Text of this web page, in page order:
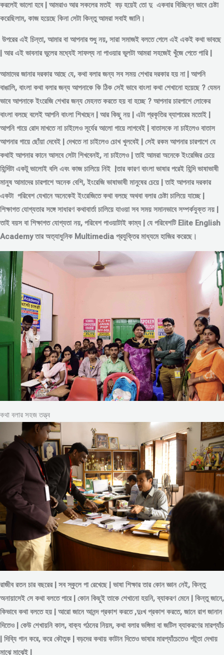
করলেই ভালো হবে | আমরাও আর সকলের মতই বড় হয়েই তো দু একবার বিচ্ছিন্নভাবেচেষ্টা
করেছিলাম, কাজ হয়েছে কিনা সেটা কিন্তু আমরা সবাই জানি।
উপরের এই চিন্তা, আমার বা আপনার শুধু নয়, সারা সমাজই বলতে গেলে এই একই কথা ভাবছে
| আর এই ভাবনার ভুলের মধ্যেই সাফল্য না পাওয়ার ভুলটা আমরা সহজেই খুঁজে পেতে পারি |
আমাদের জানার দরকার আছে যে, কথা বলার জন্য সব সময় শেখার দরকার হয় না | আপনি
বাঙালি, বাংলা কথা বলার জন্য আপনাকে কি ঠিক সেই ভাবে বাংলা কথা শেখানো হয়েছে ? যেমন
ভাবে আপনাকে ইংরেজি শেখার জন্য মেহনত করতে হয় বা হচ্ছে ? আপনার চারপাশে লোকের
বাংলা বলছে বলেই আপনি বাংলা শিখছেন | আর কিছু নয় | এটা প্রকৃতির ব্যাপারের মতোই |
আপনি গায়ে রোদ মাখতে না চাইলেও সূর্যের আলো গায়ে লাগবেই | বাতাসকে না চাইলেও বাতাস
আপনার গায়ে ছোঁয়া দেবেই | দেখতে না চাইলেও চোখ খুলবেই | সেই রকম আপনার চারপাশে যে
কথাই আপনার কানে আসবে সেটা শিখবেনই, না চাইলেও | তাই আমরা অনেকে ইংরেজির চেয়ে
হিন্দিটা একটু ভালোই বলি এবং কাজ চালিয়ে নিই |তার কারণ বাংলা ভাষার পরেই হিন্দি ভাষাভাষী
মানুষ আমাদের চারপাশে অনেক বেশি, ইংরেজি ভাষাভাষী মানুষের চেয়ে | তাই আপনার দরকার
একটা পরিবেশ যেখানে অনেকেই ইংরেজিতে কথা বলছে অথবা বলার চেষ্টা চালিয়ে যাচ্ছে |
শিক্ষাগত যোগ্যতার সঙ্গে সাধারণ কথাবার্তা চালিয়ে যাওয়া সব সময় সমানভাবে সম্পর্কযুক্ত নয় |
তাই বয়স বা শিক্ষাগত যোগ্যতা নয়, পরিবেশ পাওয়াটাই কাম্য | যে পরিবেশটি Elite English
Academy তার অত্যাধুনিক Multimedia প্রযুক্তির মাধ্যমে হাজির করেছে।
কথা বলার সহজ তত্ত্ব
রাজীব রতন চার বছরের | সব স্কুলে পা রেখেছে | ভাষা শিক্ষার তার কোন জ্ঞান নেই, কিন্তু
অনায়াসেই সে কথা বলতে পারে | কোন কিছুই তাকে শেখানো হয়নি, ব্যাকরণ মেনে | কিন্তু জানে,
কিভাবে কথা বলতে হয় | আরো জানে আনন্দ প্রকাশ করতে ,দুঃখ প্রকাশ করতে, জানে রাগ জানান
দিতেও | কেউ শেখায়নি কাল, বাক্য গঠনের নিয়ম, কথা বলার ভঙ্গিমা বা জটিল ব্যাকরণের মারপ্যাঁচ
| দিব্যি গান করে, করে কৌতুক | বড়দের কথায় কাটান দিতেও ভাষার মারপ্যাঁচেতেও পটুতা দেখায়
মাঝে মাঝেই |